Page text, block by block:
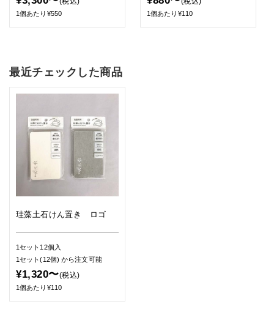
1個あたり¥550 1個あたり¥110
最近チェックした商品
珪藻土石けん置き ロゴ
1セット12個入
1セット(12個)から注文可能
¥1,320〜(税込)
1個あたり¥110